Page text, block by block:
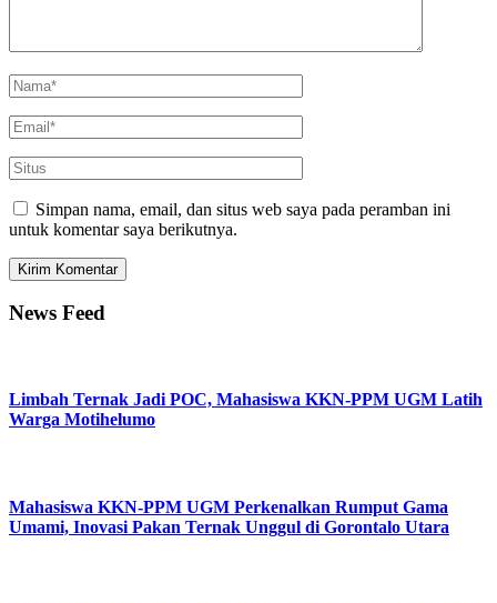
Simpan nama, email, dan situs web saya pada peramban ini
untuk komentar saya berikutnya.
News Feed
Limbah Ternak Jadi POC, Mahasiswa KKN-PPM UGM Latih
Warga Motihelumo
Mahasiswa KKN-PPM UGM Perkenalkan Rumput Gama
Umami, Inovasi Pakan Ternak Unggul di Gorontalo Utara